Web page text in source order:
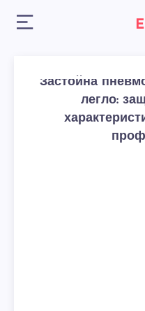
Застойна
легло: